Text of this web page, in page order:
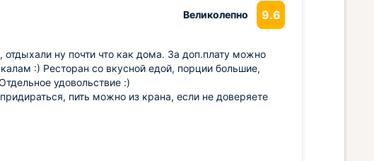
Великолепно 9.6
ну почти что как дома. За доп.плату можно
:) Ресторан со вкусной едой, порции большие,
удовольствие :)
пить можно из крана, если не доверяете